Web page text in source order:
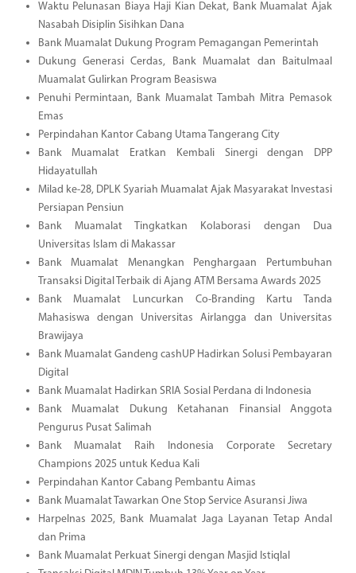
Waktu Pelunasan Biaya Haji Kian Dekat, Bank Muamalat Ajak
Nasabah Disiplin Sisihkan Dana
Bank Muamalat Dukung Program Pemagangan Pemerintah
Dukung Generasi Cerdas, Bank Muamalat dan Baitulmaal
Muamalat Gulirkan Program Beasiswa
Penuhi Permintaan, Bank Muamalat Tambah Mitra Pemasok
Emas
Perpindahan Kantor Cabang Utama Tangerang City
Bank Muamalat Eratkan Kembali Sinergi dengan DPP
Hidayatullah
Milad ke-28, DPLK Syariah Muamalat Ajak Masyarakat Investasi
Persiapan Pensiun
Bank Muamalat Tingkatkan Kolaborasi dengan Dua
Universitas Islam di Makassar
Bank Muamalat Menangkan Penghargaan Pertumbuhan
Transaksi Digital Terbaik di Ajang ATM Bersama Awards 2025
Bank Muamalat Luncurkan Co-Branding Kartu Tanda
Mahasiswa dengan Universitas Airlangga dan Universitas
Brawijaya
Bank Muamalat Gandeng cashUP Hadirkan Solusi Pembayaran
Digital
Bank Muamalat Hadirkan SRIA Sosial Perdana di Indonesia
Bank Muamalat Dukung Ketahanan Finansial Anggota
Pengurus Pusat Salimah
Bank Muamalat Raih Indonesia Corporate Secretary
Champions 2025 untuk Kedua Kali
Perpindahan Kantor Cabang Pembantu Aimas
Bank Muamalat Tawarkan One Stop Service Asuransi Jiwa
Harpelnas 2025, Bank Muamalat Jaga Layanan Tetap Andal
dan Prima
Bank Muamalat Perkuat Sinergi dengan Masjid Istiqlal